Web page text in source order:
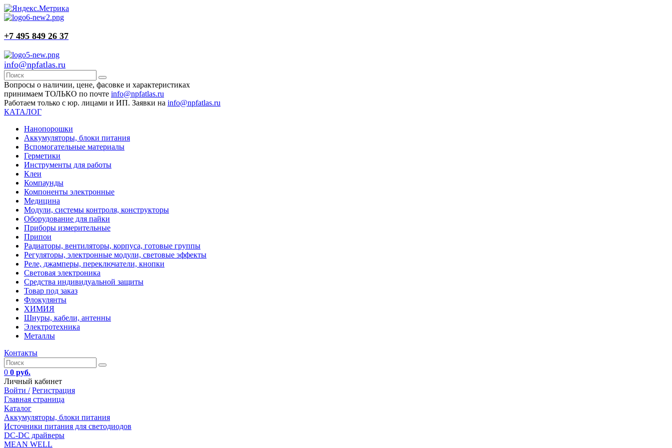
+7 495 849 26 37
info@npfatlas.ru
Вопросы о наличии, цене, фасовке и характеристиках
принимаем ТОЛЬКО по почте info@npfatlas.ru
Работаем только с юр. лицами и ИП. Заявки на info@npfatlas.ru
КАТАЛОГ
Нанопорошки
Аккумуляторы, блоки питания
Вспомогательные материалы
Герметики
Инструменты для работы
Клеи
Компаунды
Компоненты электронные
Медицина
Модули, системы контроля, конструкторы
Оборудование для пайки
Приборы измерительные
Припои
Радиаторы, вентиляторы, корпуса, готовые группы
Регуляторы, электронные модули, световые эффекты
Реле, джамперы, переключатели, кнопки
Световая электроника
Средства индивидуальной защиты
Товар под заказ
Флокулянты
ХИМИЯ
Шнуры, кабели, антенны
Электротехника
Металлы
Контакты
0 0 руб.
Личный кабинет
Войти / Регистрация
Главная страница
Каталог
Аккумуляторы, блоки питания
Источники питания для светодиодов
DC-DC драйверы
MEAN WELL